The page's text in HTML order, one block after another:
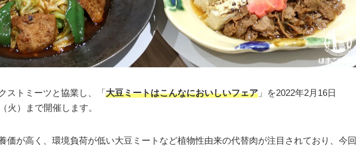
ストミーツと協業し、「大豆ミートはこんなにおいしいフェア 」を2022年2月16日
火）まで開催します。
価が高く、環境負荷が低い大豆ミートなど植物性由来の代替肉が注目されており、今回